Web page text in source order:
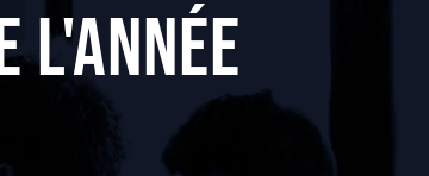
l'année